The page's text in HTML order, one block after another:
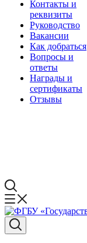
Контакты и
реквизиты
Руководство
Вакансии
Как добраться
Вопросы и
ответы
Награды и
сертификаты
Отзывы